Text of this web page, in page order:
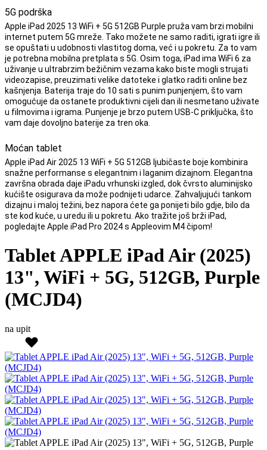
5G podrška
Apple iPad 2025 13 WiFi + 5G 512GB Purple pruža vam brzi mobilni
internet putem 5G mreže. Tako možete ne samo raditi, igrati igre ili
se opuštati u udobnosti vlastitog doma, već i u pokretu. Za to vam
je potrebna mobilna pretplata s 5G. Osim toga, iPad ima WiFi 6 za
uživanje u ultrabrzim bežičnim vezama kako biste mogli strujati
videozapise, preuzimati velike datoteke i glatko raditi online bez
kašnjenja. Baterija traje do 10 sati s punim punjenjem, što vam
omogućuje da ostanete produktivni cijeli dan ili nesmetano uživate
u filmovima i igrama. Punjenje je brzo putem USB-C priključka, što
vam daje dovoljno baterije za tren oka.
Moćan tablet
Apple iPad Air 2025 13 WiFi + 5G 512GB ljubičaste boje kombinira
snažne performanse s elegantnim i laganim dizajnom. Elegantna
završna obrada daje iPadu vrhunski izgled, dok čvrsto aluminijsko
kućište osigurava da može podnijeti udarce. Zahvaljujući tankom
dizajnu i maloj težini, bez napora ćete ga ponijeti bilo gdje, bilo da
ste kod kuće, u uredu ili u pokretu. Ako tražite još brži iPad,
pogledajte Apple iPad Pro 2024 s Appleovim M4 čipom!
Tablet APPLE iPad Air (2025)
13", WiFi + 5G, 512GB, Purple
(MCJD4)
na upit